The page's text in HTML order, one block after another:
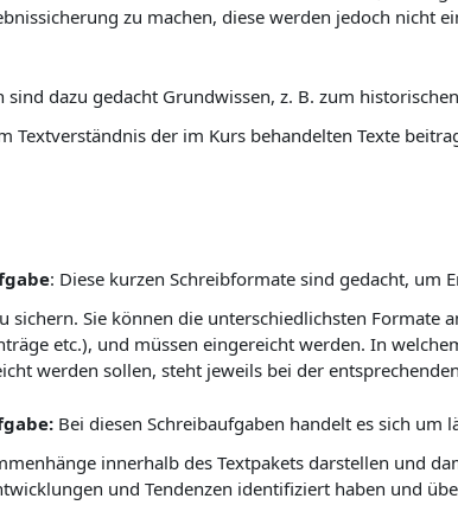
zu machen, diese werden jedoch nicht
sind dazu gedacht Grundwissen, z. B. zum
Textverständnis der im Kurs behandelten Texte
: Diese kurzen Schreibformate sind gedacht, um
sichern. Sie können die unterschiedlichsten Formate
etc.), und müssen eingereicht werden. In
werden sollen, steht jeweils bei der
Bei diesen Schreibaufgaben handelt es sich um
innerhalb des Textpakets darstellen und
und Tendenzen identifiziert haben und